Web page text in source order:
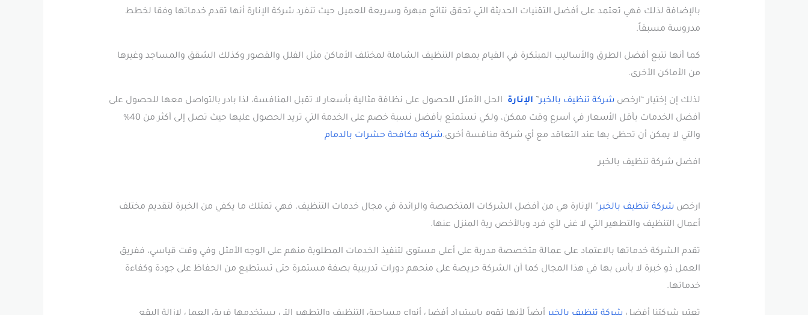
بالإضافة لذلك فهي تعتمد على أفضل التقنيات الحديثة التي تحقق نتائج مبهرة وسريعة للعميل حيث تنفرد شركة الإنارة أنها تقدم خدماتها وفقا لخطط
مدروسة مسبقاً.
كما أنها تتبع أفضل الطرق والأساليب المبتكرة في القيام بمهام التنظيف الشاملة لمختلف الأماكن مثل الفلل والقصور وكذلك الشقق والمساجد وغيرها
من الأماكن الأخرى.
لذلك إن إختيار “ارخص شركة تنظيف بالخبر” الإنارة الحل الأمثل للحصول على نظافة مثالية بأسعار لا تقبل المنافسة، لذا بادر بالتواصل معها للحصول على
أفضل الخدمات بأقل الأسعار في أسرع وقت ممكن، ولكي تستمتع بأفضل نسبة خصم على الخدمة التي تريد الحصول عليها حيث تصل إلى أكثر من 40%
والتي لا يمكن أن تحظى بها عند التعاقد مع أي شركة منافسة أخرى.شركة مكافحة حشرات بالدمام
افضل شركة تنظيف بالخبر
ارخص شركة تنظيف بالخبر” الإنارة هي من أفضل الشركات المتخصصة والرائدة في مجال خدمات التنظيف، فهي تمتلك ما يكفي من الخبرة لتقديم مختلف
أعمال التنظيف والتطهير التي لا غنى لأي فرد وبالأخص ربة المنزل عنها.
تقدم الشركة خدماتها بالاعتماد على عمالة متخصصة مدربة على أعلى مستوى لتنفيذ الخدمات المطلوبة منهم على الوجه الأمثل وفي وقت قياسي، ففريق
العمل ذو خبرة لا بأس بها في هذا المجال كما أن الشركة حريصة على منحهم دورات تدريبية بصفة مستمرة حتى تستطيع من الحفاظ على جودة وكفاءة
خدماتها.